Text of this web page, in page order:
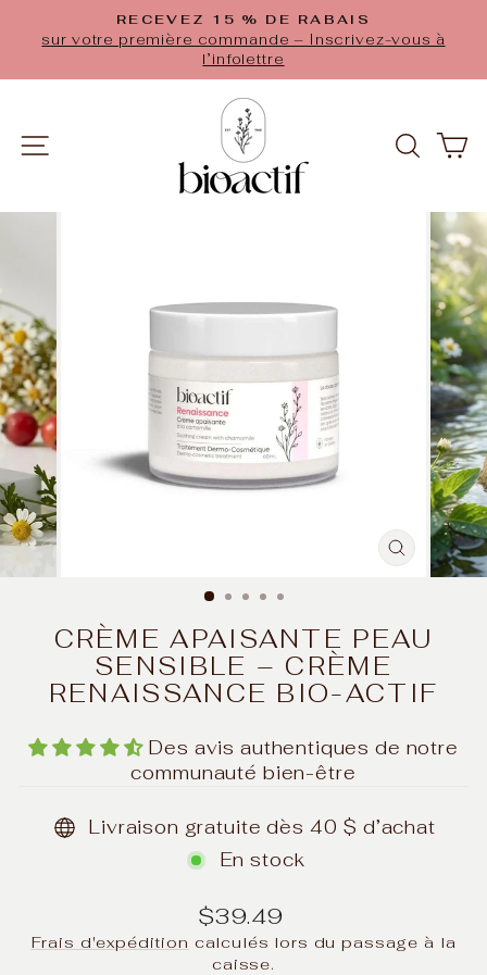
Diaporama
Pause
RECEVEZ 15 % DE RABAIS
sur votre première commande – Inscrivez-vous à
l’infolettre
FERMER
(ESC)
CRÈME APAISANTE PEAU
SENSIBLE – CRÈME
RENAISSANCE BIO-ACTIF
Des avis authentiques de notre
communauté bien-être
Livraison gratuite dès 40 $ d’achat
En stock
Prix
régulier
$39.49
Frais d'expédition calculés lors du passage à la
caisse.